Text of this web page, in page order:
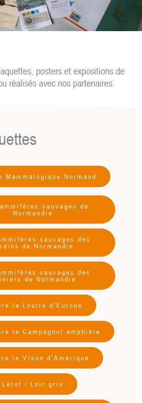
posters et expositions de
réalisés avec nos partenaires.
Mammalogique Normand
sauvages de
Normandie
sauvages des
de Normandie
sauvages des
de Normandie
la Loutre d'Europe
le Campagnol amphibie
le Vison d'Amérique
Lérot / Loir gris